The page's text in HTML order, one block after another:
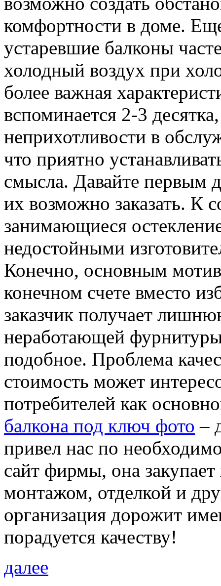
комфортности в доме.
устаревшие балконы
холодный воздух при
более важная
вспоминается 2-3
неприхотливости в
что приятно
смысла. Давайте первым
их возможно заказать. К
занимающиеся
недостойными
Конечно, основным
конечном счете вместо
заказчик получает
неработающей
подобное. Проблема
стоимость может
потребителей как
балкона под ключ фото –
привел нас по
сайт фирмы, она
монтажом, отделкой и
организация дорожит
порадуется качеству!
далее